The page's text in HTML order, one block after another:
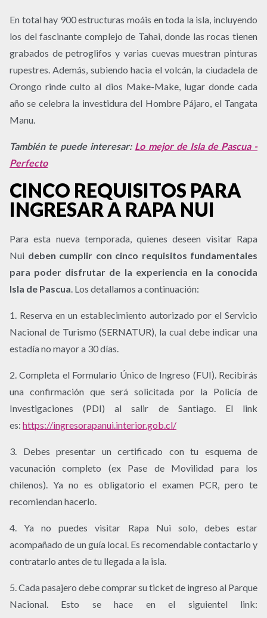
En total hay 900 estructuras moáis en toda la isla, incluyendo
los del fascinante complejo de Tahai, donde las rocas tienen
grabados de petroglifos y varias cuevas muestran pinturas
rupestres. Además, subiendo hacia el volcán, la ciudadela de
Orongo rinde culto al dios Make-Make, lugar donde cada
año se celebra la investidura del Hombre Pájaro, el Tangata
Manu.
También te puede interesar: Lo mejor de Isla de Pascua -
Perfecto
CINCO REQUISITOS PARA
INGRESAR A RAPA NUI
Para esta nueva temporada, quienes deseen visitar Rapa
Nui deben cumplir con cinco requisitos fundamentales
para poder disfrutar de la experiencia en la conocida
Isla de Pascua. Los detallamos a continuación:
1. Reserva en un establecimiento autorizado por el Servicio
Nacional de Turismo (SERNATUR), la cual debe indicar una
estadía no mayor a 30 días.
2. Completa el Formulario Único de Ingreso (FUI). Recibirás
una confirmación que será solicitada por la Policía de
Investigaciones (PDI) al salir de Santiago. El link
es: https://ingresorapanui.interior.gob.cl/
3. Debes presentar un certificado con tu esquema de
vacunación completo (ex Pase de Movilidad para los
chilenos). Ya no es obligatorio el examen PCR, pero te
recomiendan hacerlo.
4. Ya no puedes visitar Rapa Nui solo, debes estar
acompañado de un guía local. Es recomendable contactarlo y
contratarlo antes de tu llegada a la isla.
5. Cada pasajero debe comprar su ticket de ingreso al Parque
Nacional. Esto se hace en el siguientel link: